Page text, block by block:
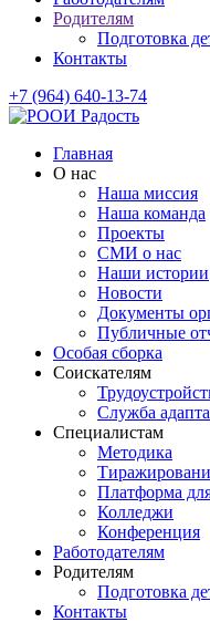
Родителям
Подготовка
Контакты
+7 (964) 640-13-74
Главная
О нас
Наша миссия
Наша команда
Проекты
СМИ о нас
Наши истории
Новости
Документы
Публичные
Особая сборка
Соискателям
Служба
Специалистам
Методика
Платформа
Колледжи
Конференция
Работодателям
Родителям
Подготовка
Контакты